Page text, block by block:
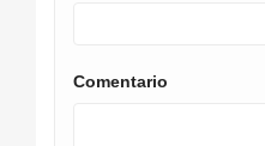
Comentario